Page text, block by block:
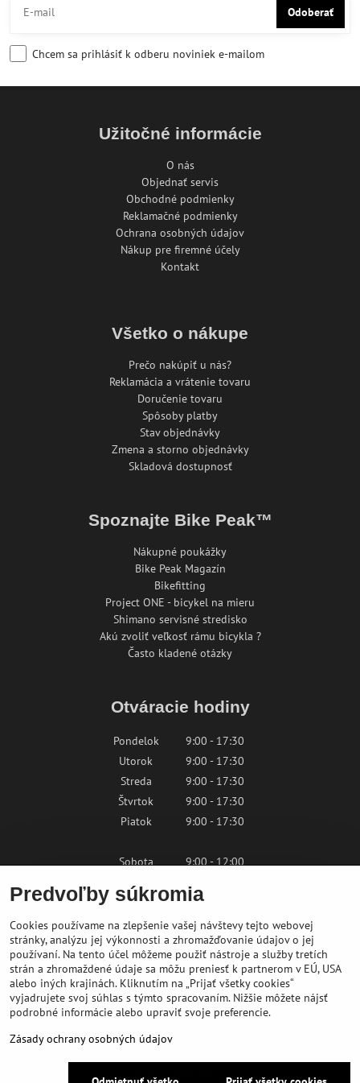
Odoberať
Chcem sa prihlásiť k odberu noviniek e-mailom
Užitočné informácie
O nás
Objednať servis
Obchodné podmienky
Reklamačné podmienky
Ochrana osobných údajov
Nákup pre firemné účely
Kontakt
Všetko o nákupe
Prečo nakúpiť u nás?
Reklamácia a vrátenie tovaru
Doručenie tovaru
Spôsoby platby
Stav objednávky
Zmena a storno objednávky
Skladová dostupnosť
Spoznajte Bike Peak™
Nákupné poukážky
Bike Peak Magazín
Bikefitting
Project ONE - bicykel na mieru
Shimano servisné stredisko
Akú zvoliť veľkosť rámu bicykla ?
Často kladené otázky
Otváracie hodiny
Pondelok
9:00 - 17:30
Utorok
9:00 - 17:30
Streda
9:00 - 17:30
Štvrtok
9:00 - 17:30
Piatok
9:00 - 17:30
Sobota
9:00 - 12:00
Kontaktujte nás
shop@bikepeak.sk
+421 46 549 23 32
Navigovať do predajne
© 2026 BIKE PEAK
Predvoľby súkromia
Cookies používame na zlepšenie vašej návštevy tejto webovej
stránky, analýzu jej výkonnosti a zhromažďovanie údajov o jej
používaní. Na tento účel môžeme použiť nástroje a služby tretích
strán a zhromaždené údaje sa môžu preniesť k partnerom v EÚ, USA
alebo iných krajinách. Kliknutím na „Prijať všetky cookies“
vyjadrujete svoj súhlas s týmto spracovaním. Nižšie môžete nájsť
podrobné informácie alebo upraviť svoje preferencie.
Zásady ochrany osobných údajov